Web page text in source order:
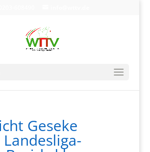
Geseke